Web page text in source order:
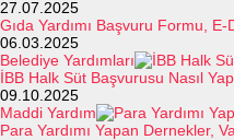
27.07.2025
Gıda Yardımı Başvuru Formu,
06.03.2025
Belediye Yardımları
İBB Halk Süt Başvurusu Nasıl
09.10.2025
Maddi Yardım
Para Yardımı Yapan Dernekler,